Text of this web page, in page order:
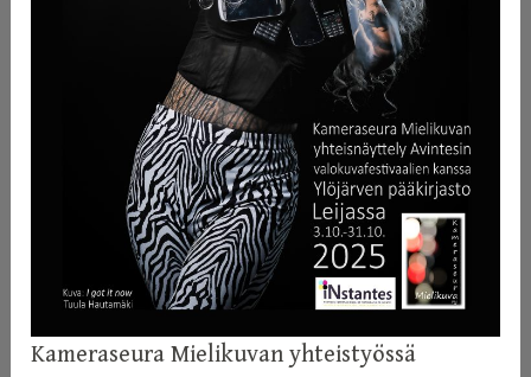
Kameraseura Mielikuvan yhteistyössä